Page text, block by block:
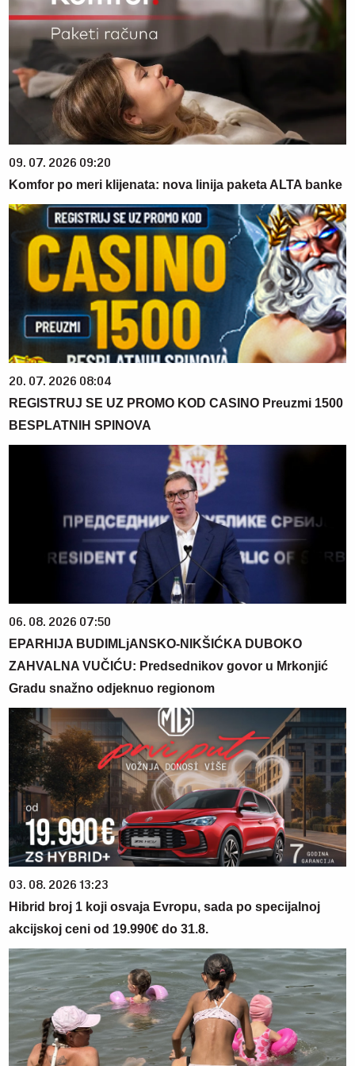
09. 07. 2026 09:20
Komfor po meri klijenata: nova linija paketa ALTA banke
20. 07. 2026 08:04
REGISTRUJ SE UZ PROMO KOD CASINO Preuzmi 1500
BESPLATNIH SPINOVA
06. 08. 2026 07:50
EPARHIJA BUDIMLjANSKO-NIKŠIĆKA DUBOKO
ZAHVALNA VUČIĆU: Predsednikov govor u Mrkonjić
Gradu snažno odjeknuo regionom
03. 08. 2026 13:23
Hibrid broj 1 koji osvaja Evropu, sada po specijalnoj
akcijskoj ceni od 19.990€ do 31.8.